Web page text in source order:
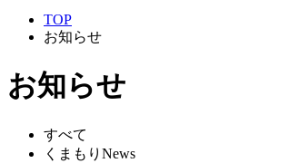
TOP
お知らせ
お知らせ
すべて
くまもりNews